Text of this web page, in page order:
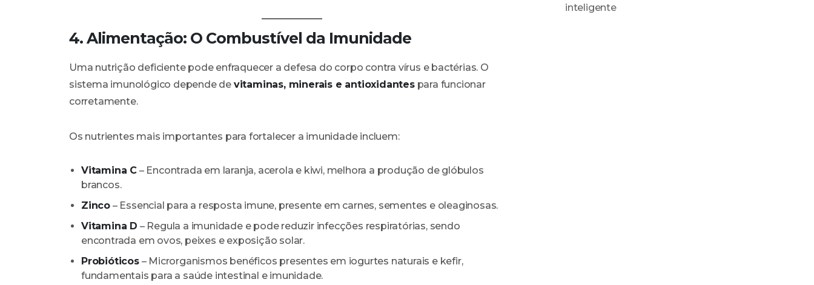
4. Alimentação: O Combustível da Imunidade
Uma nutrição deficiente pode enfraquecer a defesa do corpo contra vírus e bactérias. O
sistema imunológico depende de vitaminas, minerais e antioxidantespara funcionar
corretamente.
Os nutrientes mais importantes para fortalecer a imunidade incluem:
Vitamina C – Encontrada em laranja, acerola e kiwi, melhora a produção de glóbulos
brancos.
Zinco – Essencial para a resposta imune, presente em carnes, sementes e oleaginosas.
Vitamina D – Regula a imunidade e pode reduzir infecções respiratórias, sendo
encontrada em ovos, peixes e exposição solar.
Probióticos– Microrganismos benéficos presentes em iogurtes naturais e kefir,
fundamentais para a saúde intestinal e imunidade.
inteligente